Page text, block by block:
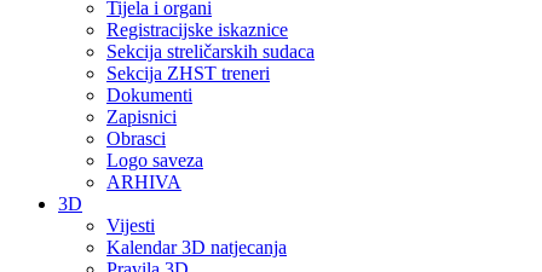
Tijela i organi
Registracijske iskaznice
Sekcija streličarskih sudaca
Sekcija ZHST treneri
Dokumenti
Zapisnici
Obrasci
Logo saveza
ARHIVA
3D
Vijesti
Kalendar 3D natjecanja